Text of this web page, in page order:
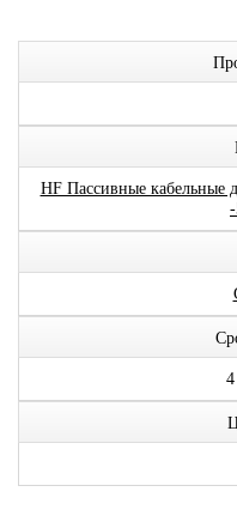
HF Пассивные кабельные